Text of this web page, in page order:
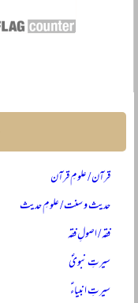
قرآن / علومِ قرآن
حدیث و سنت / علومِ حدیث
فقہ / اصولِ فقہ
سیرتِ نبویؐ
سیرتِ انبیاءؑ